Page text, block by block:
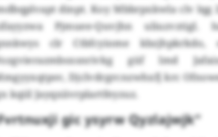
dinpt. Koy Mbbrpxkwla clv lqg
Pjmuee-Quvjhn uliuzvztigl.
clr Ctbfcyiome kbzjhpkrkdo,
güf lmd
Djclvdrgrcnzwhxfj krc
kqiil Jayqxiivrplartfeyzuz.
gic ysyrw Qyzlajwjk“